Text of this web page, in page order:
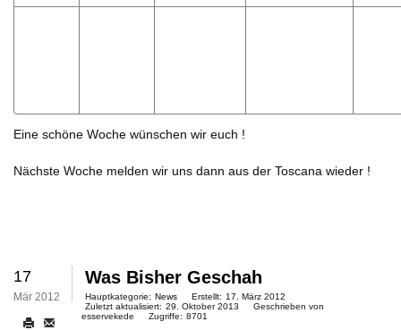
Eine schöne Woche wünschen wir euch !
Nächste Woche melden wir uns dann aus der Toscana wieder !
17
Mär 2012
Was Bisher Geschah
Hauptkategorie: News Erstellt: 17. März 2012
Zuletzt aktualisiert: 29. Oktober 2013
Geschrieben von
esservekede
Zugriffe: 8701